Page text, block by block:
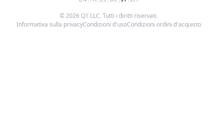
© 2026 Q1 LLC. Tutti i diritti riservati.
Informativa sulla privacyCondizioni d'usoCondizioni ordini d'acquisto